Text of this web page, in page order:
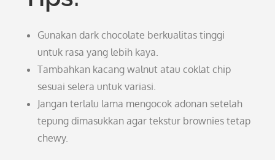
Gunakan dark chocolate berkualitas tinggi
untuk rasa yang lebih kaya.
Tambahkan kacang walnut atau coklat chip
sesuai selera untuk variasi.
Jangan terlalu lama mengocok adonan setelah
tepung dimasukkan agar tekstur brownies tetap
chewy.